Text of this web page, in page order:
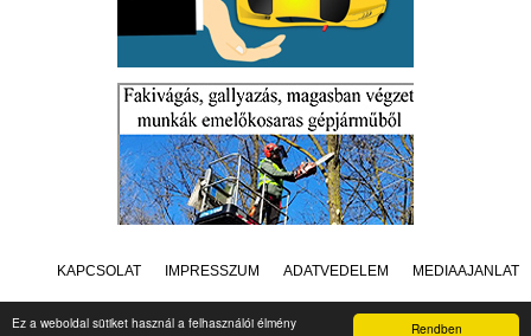
Rendben
Ez a weboldal sütiket használ a felhasználói élmény
KAPCSOLAT IMPRESSZUM ADATVÉDELEM MÉDIAAJÁNLAT